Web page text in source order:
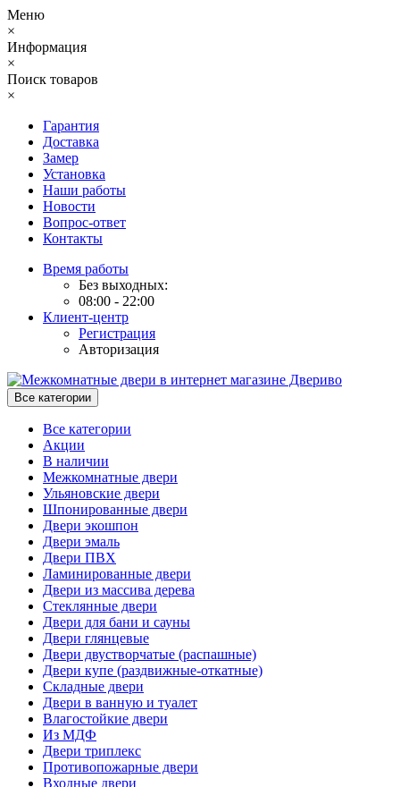
Меню
×
Информация
×
Поиск товаров
×
Гарантия
Доставка
Замер
Установка
Наши работы
Новости
Вопрос-ответ
Контакты
Время работы
Без выходных:
08:00 - 22:00
Клиент-центр
Регистрация
Авторизация
Все категории
Все категории
Акции
В наличии
Межкомнатные двери
Ульяновские двери
Шпонированные двери
Двери экошпон
Двери эмаль
Двери ПВХ
Ламинированные двери
Двери из массива дерева
Стеклянные двери
Двери для бани и сауны
Двери глянцевые
Двери двустворчатые (распашные)
Двери купе (раздвижные-откатные)
Складные двери
Двери в ванную и туалет
Влагостойкие двери
Из МДФ
Двери триплекс
Противопожарные двери
Входные двери